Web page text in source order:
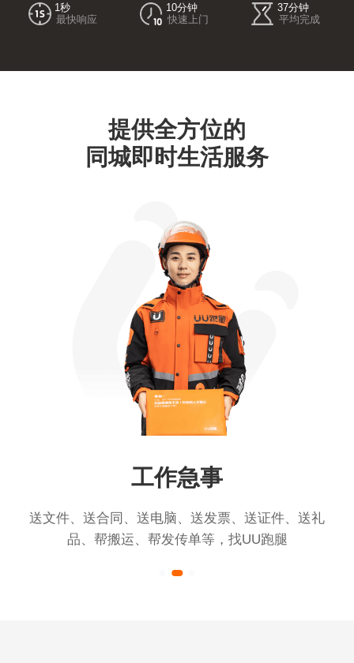
1秒
最快响应
10分钟
快速上门
37分钟
平均完成
提供全方位的
同城即时生活服务
工作急事
送文件、送合同、送电脑、送发票、送证件、送礼
品、帮搬运、帮发传单等，找UU跑腿